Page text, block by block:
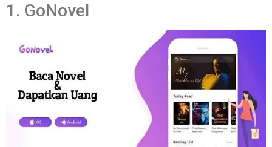
1. GoNovel